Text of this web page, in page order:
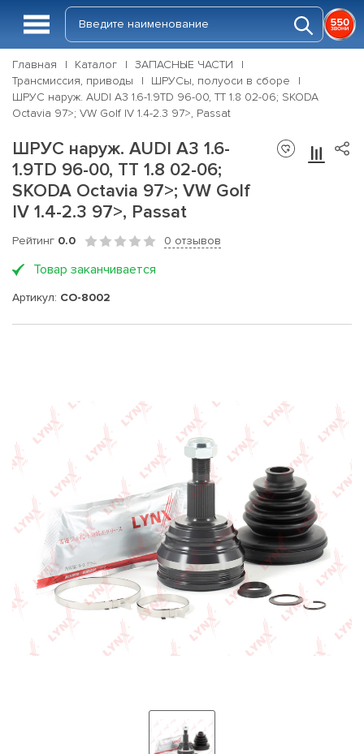
Главная Каталог
ЗАПАСНЫЕ ЧАСТИ
Трансмиссия, приводы
ШРУСы, полуоси в сборе
ШРУС наруж. AUDI A3 1.6-1.9TD 96-00, TT 1.8 02-06; SKODA
Octavia 97>; VW Golf IV 1.4-2.3 97>, Passat
ШРУС наруж. AUDI A3 1.6-
1.9TD 96-00, TT 1.8 02-06;
SKODA Octavia 97>; VW Golf
IV 1.4-2.3 97>, Passat
Рейтинг 0.0 0 отзывов
Товар заканчивается
Артикул: CO-8002